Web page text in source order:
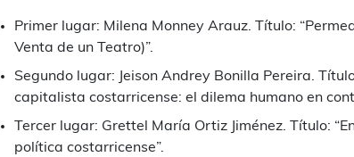
Primer lugar: Milena Monney Arauz.
Título:
Venta de un Teatro)”.
Segundo lugar: Jeison Andrey Bonilla Pereira.
capitalista costarricense: el dilema humano en
Tercer lugar: Grettel María Ortiz Jiménez. Título:
política costarricense”.